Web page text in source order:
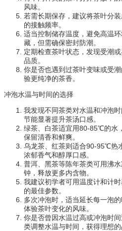
风味。
若需长期保存，建议将茶叶分
的接触频率。
适当控制储存温度，避免高温
藏，但需确保密封防潮。
定期检查茶叶状态，发现受潮
品质。
你是否也遇到过茶叶变味或受
验更纯净的茶香。
冲泡水温与时间的选择
我发现不同茶类对水温和冲泡
节能显著提升茶汤口感。
绿茶、白茶适宜用80-85℃的水
保留清香和鲜爽。
乌龙茶、红茶则适合90-95℃热
浓郁香气和醇厚口感。
普洱、黑茶等陈年茶类可用沸
钟，释放更多内含物。
我建议初学者可用温度计和计
的最佳参数。
多次冲泡时，适当延长每一泡
体验茶叶变化的风味。
你是否曾因水温过高或冲泡时
类调整水温与时间，获得理想的